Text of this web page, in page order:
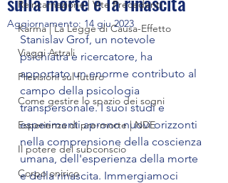
Reincarnazione | Vite Precedenti
Karma | La Legge di Causa-Effetto
Viaggi Astrali
Previsioni sul futuro
Come gestire lo spazio dei sogni
Esperienza di pre-morte | NDE
Il potere del subconscio
Corpo onirico
Aggiornamento: 14 giu 2023
Stanislav Grof, un notevole
psichiatra e ricercatore, ha
apportato un enorme contributo al
campo della psicologia
transpersonale. I suoi studi e
esperimenti aprono nuovi orizzonti
nella comprensione della coscienza
umana, dell'esperienza della morte
e della rinascita. Immergiamoci